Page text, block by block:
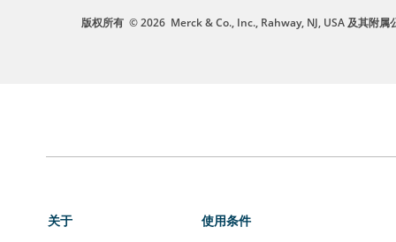
版权所有 © 2026 Merck & Co., Inc., Rahway, NJ, USA 及其附属
关于 使用条件